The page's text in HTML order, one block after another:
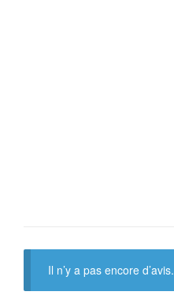
Il n’y a pas encore d’avis.